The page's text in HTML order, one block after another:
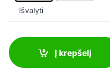
Išvalyti
Į krepšelį